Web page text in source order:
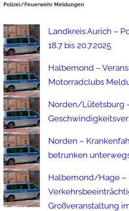
Polizei/Feuerwehr Meldungen
Landkreis Aurich –
18.7 bis 20.7.2025
Halbemond –
Motorradclubs
Norden/Lütetsburg
Norden –
betrunken
Halbemond/Hage –
Großveranstaltung